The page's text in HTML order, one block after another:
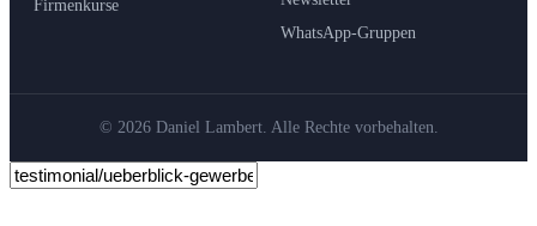
Firmenkurse
WhatsApp-Gruppen
© 2026 Daniel Lambert. Alle Rechte vorbehalten.